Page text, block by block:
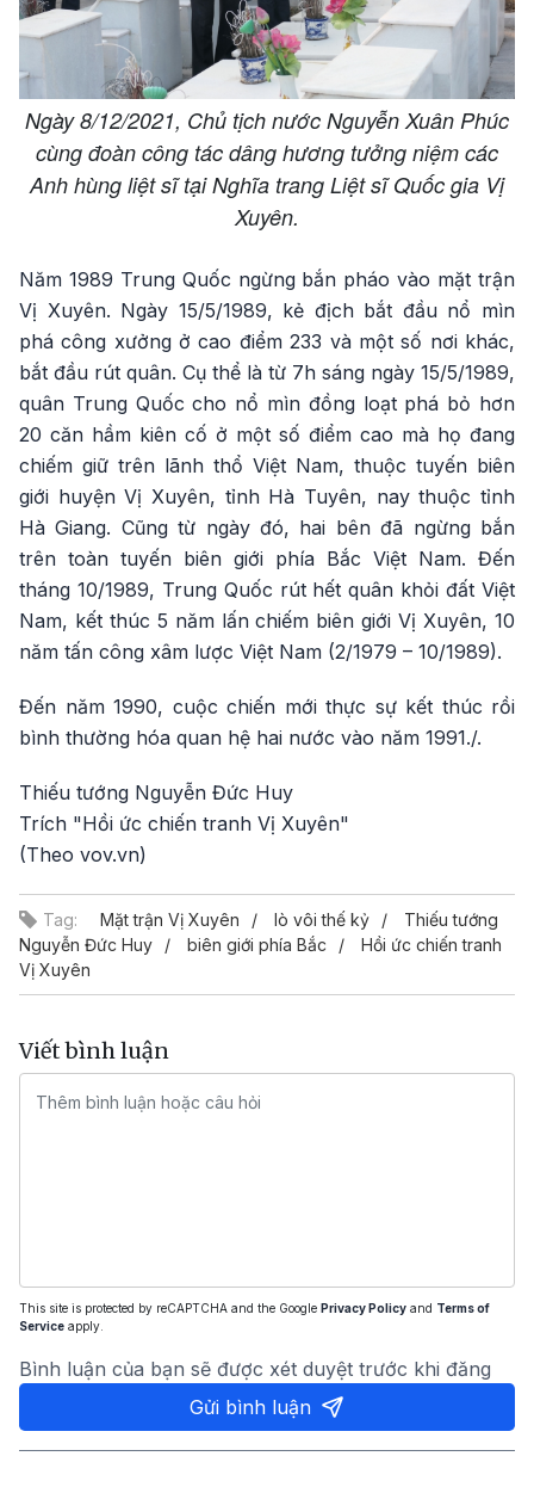
Ngày 8/12/2021, Chủ tịch nước Nguyễn Xuân Phúc
cùng đoàn công tác dâng hương tưởng niệm các
Anh hùng liệt sĩ tại Nghĩa trang Liệt sĩ Quốc gia Vị
Xuyên.
Năm 1989 Trung Quốc ngừng bắn pháo vào mặt trận
Vị Xuyên. Ngày 15/5/1989, kẻ địch bắt đầu nổ mìn
phá công xưởng ở cao điểm 233 và một số nơi khác,
bắt đầu rút quân. Cụ thể là từ 7h sáng ngày 15/5/1989,
quân Trung Quốc cho nổ mìn đồng loạt phá bỏ hơn
20 căn hầm kiên cố ở một số điểm cao mà họ đang
chiếm giữ trên lãnh thổ Việt Nam, thuộc tuyến biên
giới huyện Vị Xuyên, tỉnh Hà Tuyên, nay thuộc tỉnh
Hà Giang. Cũng từ ngày đó, hai bên đã ngừng bắn
trên toàn tuyến biên giới phía Bắc Việt Nam. Đến
tháng 10/1989, Trung Quốc rút hết quân khỏi đất Việt
Nam, kết thúc 5 năm lấn chiếm biên giới Vị Xuyên, 10
năm tấn công xâm lược Việt Nam (2/1979 – 10/1989).
Đến năm 1990, cuộc chiến mới thực sự kết thúc rồi
bình thường hóa quan hệ hai nước vào năm 1991./.
Thiếu tướng Nguyễn Đức Huy
Trích "Hồi ức chiến tranh Vị Xuyên"
(Theo vov.vn)
Tag: Mặt trận Vị Xuyên lò vôi thế kỷ
Thiếu tướng
Nguyễn Đức Huy
biên giới phía Bắc
Hồi ức chiến tranh
Vị Xuyên
Viết bình luận
This site is protected by reCAPTCHA and the Google Privacy Policy and Terms of
Service apply.
Bình luận của bạn sẽ được xét duyệt trước khi đăng
Gửi bình luận